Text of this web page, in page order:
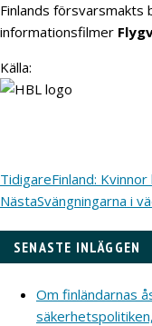
Finlands försvarsmakts
informationsfilmer
Källa:
TidigareFinland:
NästaSvängningarna i
SENASTE INLÄGGEN
Om finländarnas